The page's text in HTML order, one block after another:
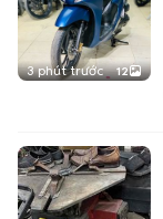
3 phút trước 12